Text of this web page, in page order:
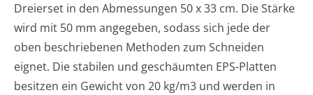
Dreierset in den Abmessungen 50 x 33 cm. Die Stärke
wird mit 50 mm angegeben, sodass sich jede der
oben beschriebenen Methoden zum Schneiden
eignet. Die stabilen und geschäumten EPS-Platten
besitzen ein Gewicht von 20 kg/m3 und werden in